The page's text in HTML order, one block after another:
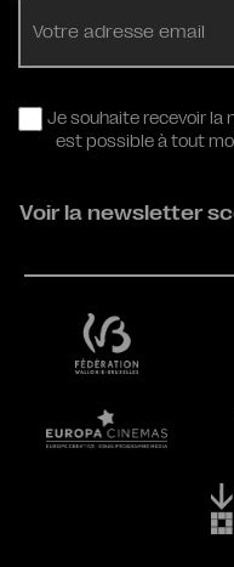
Je souhaite recevoir la
est possible à tout
Voir la newsletter